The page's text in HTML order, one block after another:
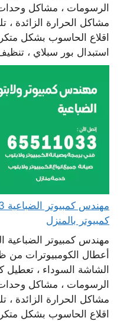
الرسومات ، مشاكل وحدات
مشاكل الحرارة الزائدة ،
اقلاع الحاسوب بشكل
استبدال بور سبلاي ،
كمبيوتر بالمنزل
مهندس كمبيوتر الضباعية
أعطال الكومبيوترات من
الشاشة السوداء ،
الرسومات ، مشاكل وحدات
مشاكل الحرارة الزائدة ،
اقلاع الحاسوب بشكل